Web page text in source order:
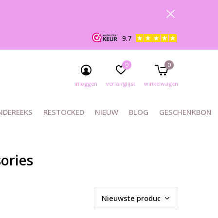
RESTOCKED NIEUW BLOG GESCHENKBON
inloggen verlanglijst
0
winkelwagen
0
9.7